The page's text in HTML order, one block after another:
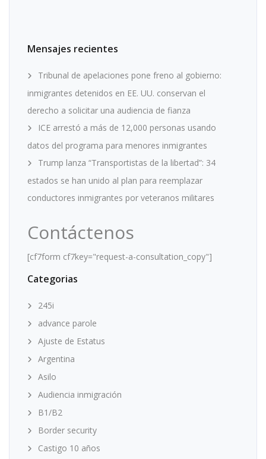
Mensajes recientes
Tribunal de apelaciones pone freno al gobierno:
inmigrantes detenidos en EE. UU. conservan el
derecho a solicitar una audiencia de fianza
ICE arrestó a más de 12,000 personas usando
datos del programa para menores inmigrantes
Trump lanza “Transportistas de la libertad”: 34
estados se han unido al plan para reemplazar
conductores inmigrantes por veteranos militares
Contáctenos
[cf7form cf7key="request-a-consultation_copy"]
Categorias
245i
advance parole
Ajuste de Estatus
Argentina
Asilo
Audiencia inmigración
B1/B2
Border security
Castigo 10 años